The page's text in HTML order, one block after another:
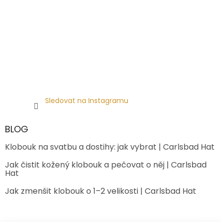
Sledovat na Instagramu
BLOG
Klobouk na svatbu a dostihy: jak vybrat | Carlsbad Hat
Jak čistit kožený klobouk a pečovat o něj | Carlsbad
Hat
Jak zmenšit klobouk o 1–2 velikosti | Carlsbad Hat